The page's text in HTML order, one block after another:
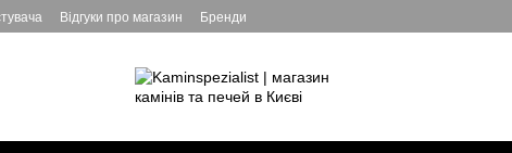
Відгуки про магазин Бренди